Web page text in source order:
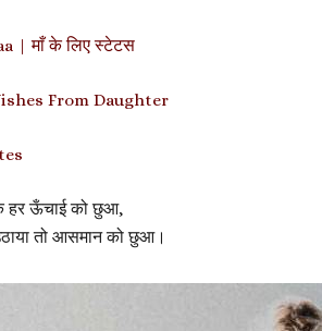
| माँ के लिए स्टेटस
From Daughter
हर ऊँचाई को छुआ,
तो आसमान को छुआ।